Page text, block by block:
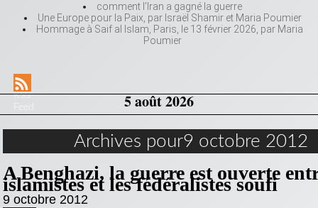
comment l’Iran a gagné la guerre
Une Europe pour la Paix, par Israël Shamir et Maria Poumier
Hommage à Saif al Islam, Paris, le 13 février 2026, par Maria
Poumier
RSS
5 août 2026
Archives pour9 octobre 2012
A Benghazi, la guerre est ouverte
islamistes et les fédéralistes soufi
9 octobre 2012